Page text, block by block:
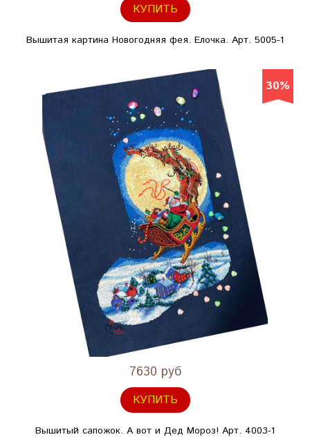
КУПИТЬ
Вышитая картина Новогодняя фея. Елочка. Арт. 5005-1
30%
7630 руб
КУПИТЬ
Вышитый сапожок. А вот и Дед Мороз! Арт. 4003-1